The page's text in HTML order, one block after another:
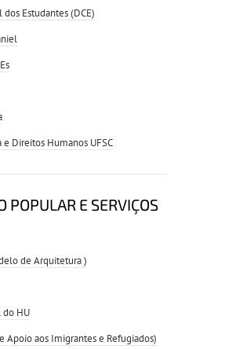
Estudantes (DCE)
Direitos Humanos UFSC
POPULAR E SERVIÇOS
de Arquitetura )
HU
Apoio aos Imigrantes e Refugiados)